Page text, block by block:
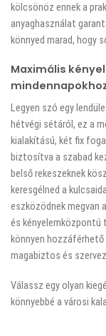
kölcsönöz ennek a
anyaghasználat
könnyed marad, hogy
Maximális
Legyen szó egy
hétvégi sétáról, ez a
kialakítású, két fix
biztosítva a szabad
belső rekeszeknek
keresgélned a
eszközödnek megvan
és kényelemközpontú
könnyen
magabiztos és
Válassz egy olyan
könnyebbé a városi